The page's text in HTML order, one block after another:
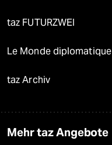
taz FUTURZWEI
Le Monde diplomatique
taz Archiv
Mehr taz Angebote